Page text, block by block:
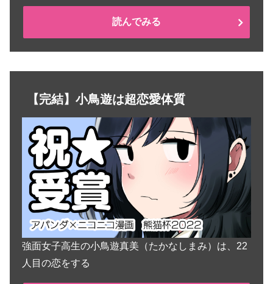
読んでみる
【完結】小鳥遊は超恋愛体質
強面女子高生の小鳥遊真美（たかなしまみ）は、22
人目の恋をする